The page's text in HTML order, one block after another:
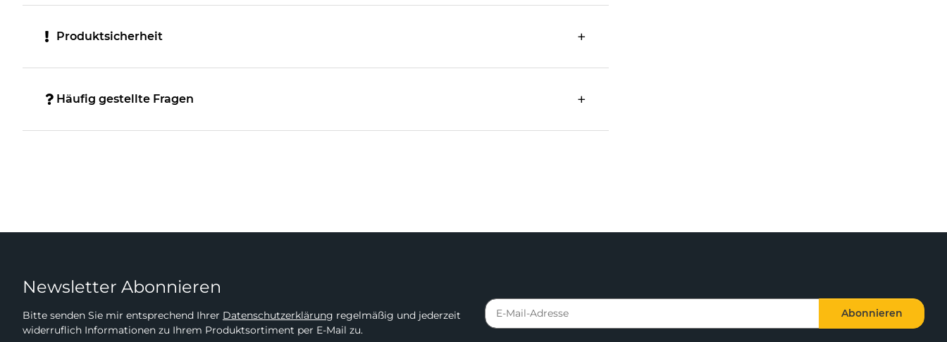
Produktsicherheit
Häufig gestellte Fragen
Newsletter Abonnieren
Bitte senden Sie mir entsprechend Ihrer Datenschutzerklärung regelmäßig und jederzeit
widerruflich Informationen zu Ihrem Produktsortiment per E-Mail zu.
Abonnieren